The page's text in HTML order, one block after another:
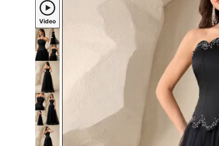
Video